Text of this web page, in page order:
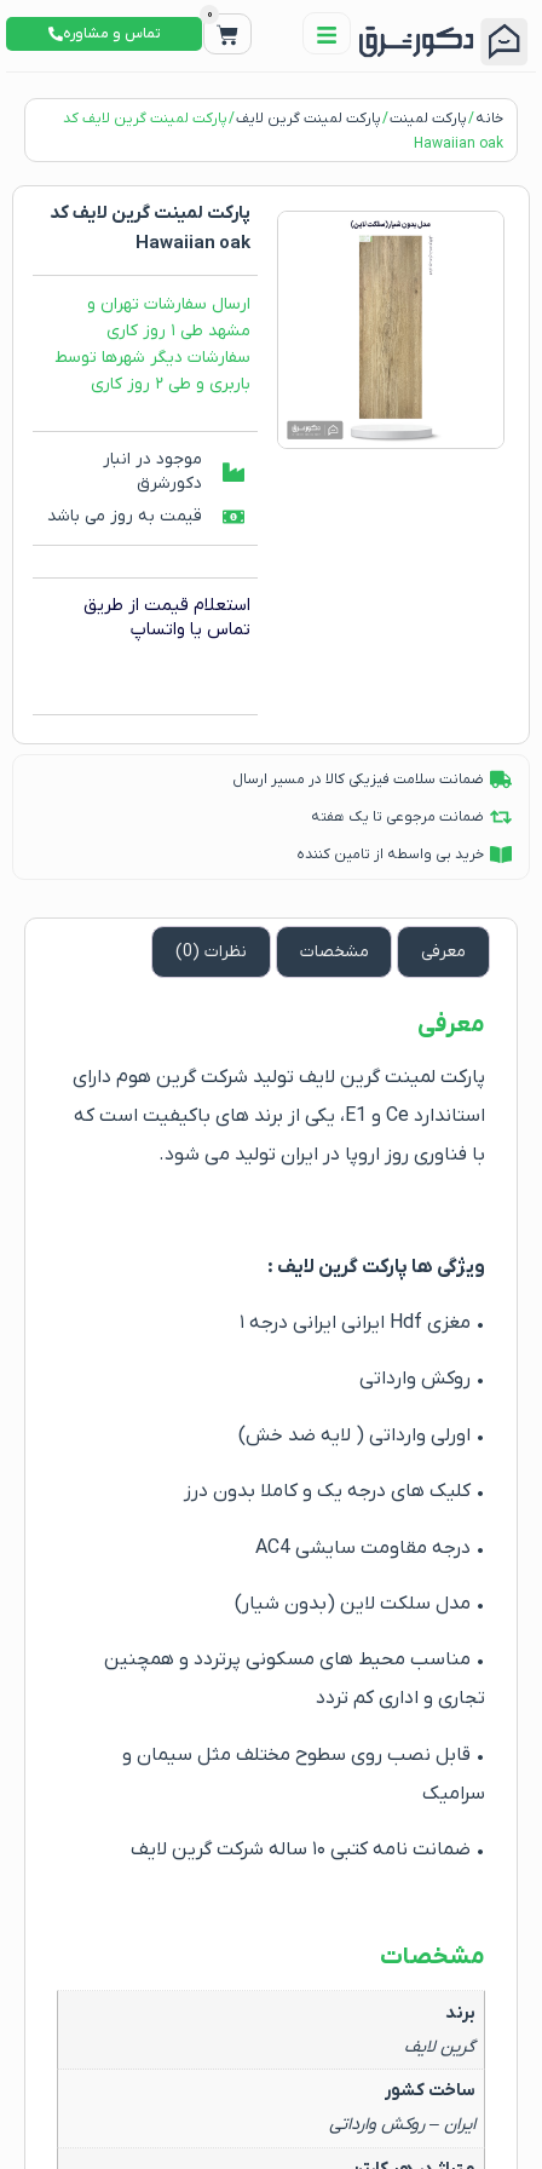
0
تماس و مشاوره
خانه/پارکت لمینت/پارکت لمینت گرین لایف/ پارکت لمینت گرین لایف کد
Hawaiian oak
پارکت لمینت گرین لایف کد
Hawaiian oak
ارسال سفارشات تهران و
مشهد طی ۱ روز کاری
سفارشات دیگر شهرها توسط
باربری و طی ۲ روز کاری
موجود در انبار
دکورشرق
قیمت به روز می باشد
استعلام قیمت از طریق
تماس یا واتساپ
ضمانت سلامت فیزیکی کالا در مسیر ارسال
ضمانت مرجوعی تا یک هفته
خرید بی واسطه از تامین کننده
معرفی مشخصات نظرات (0)
معرفی
پارکت لمینت گرین لایف تولید شرکت گرین هوم دارای
استاندارد Ce و E1، یکی از برند های باکیفیت است که
با فناوری روز اروپا در ایران تولید می شود.
ویژگی ها پارکت گرین لایف :
• مغزی Hdf ایرانی ایرانی درجه ۱
• روکش وارداتی
• اورلی وارداتی ( لایه ضد خش)
• کلیک های درجه یک و کاملا بدون درز
• درجه مقاومت سایشی AC4
• مدل سلکت لاین (بدون شیار)
• مناسب محیط های مسکونی پرتردد و همچنین
تجاری و اداری کم تردد
• قابل نصب روی سطوح مختلف مثل سیمان و
سرامیک
• ضمانت نامه کتبی ۱۰ ساله شرکت گرین لایف
مشخصات
برند
گرین لایف
ساخت کشور
ایران – روکش وارداتی